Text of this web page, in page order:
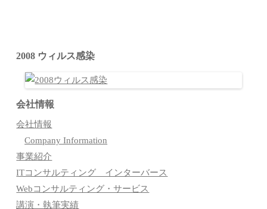
2008 ウィルス感染
会社情報
会社情報
Company Information
事業紹介
ITコンサルティング インターバース
Webコンサルティング・サービス
講演・執筆実績